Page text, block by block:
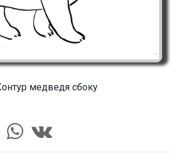
медведя сбоку